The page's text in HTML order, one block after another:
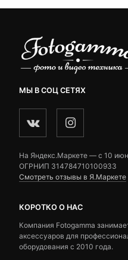
МЫ В СОЦ СЕТЯХ
На Яндекс.Маркете — c 10
ОГРНИП 314784710100933
Смотреть отзывы в Я.Маркете
КОРОТКО О НАС
Компания Fotogamma
аксессуаров для
оборудования с 2010 года.